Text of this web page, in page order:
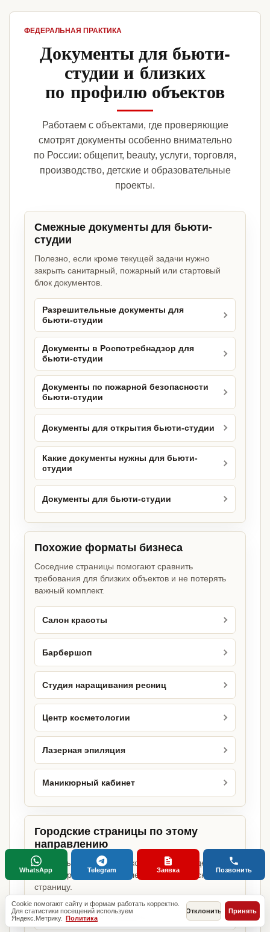
ФЕДЕРАЛЬНАЯ ПРАКТИКА
Документы для бьюти-
студии и близких
по профилю объектов
Работаем с объектами, где проверяющие
смотрят документы особенно внимательно
по России: общепит, beauty, услуги, торговля,
производство, детские и образовательные
проекты.
Смежные документы для бьюти-
студии
Полезно, если кроме текущей задачи нужно
закрыть санитарный, пожарный или стартовый
блок документов.
Разрешительные документы для
бьюти-студии
Документы в Роспотребнадзор для
бьюти-студии
Документы по пожарной безопасности
бьюти-студии
Документы для открытия бьюти-студии
Какие документы нужны для бьюти-
студии
Документы для бьюти-студии
Похожие форматы бизнеса
Соседние страницы помогают сравнить
требования для близких объектов и не потерять
важный комплект.
Салон красоты
Барбершоп
Студия наращивания ресниц
Центр косметологии
Лазерная эпиляция
Маникюрный кабинет
Городские страницы по этому
направлению
Если объект работает в конкретном городе,
можно сразу открыть релевантную городскую
страницу.
Бьюти-студия в Москве
Cookie помогают сайту и формам работать корректно.
Для статистики посещений используем
Яндекс.Метрику. Политика
Отклонить Принять
WhatsApp Telegram Заявка Позвонить